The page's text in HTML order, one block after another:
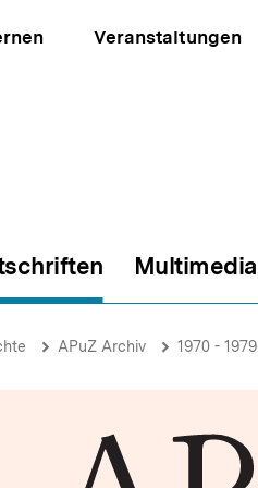
Veranstaltungen
Multimedia
APuZ Archiv 1970 - 1979